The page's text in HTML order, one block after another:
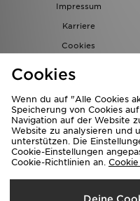
Impressum
Karriere
Cookies
Cookies
Wenn du auf "Alle Cookies
Speicherung von Cookies
Navigation auf der Website
Website zu analysieren und
unterstützen. Die
Cookie-Einstellungen
Cookie-Richtlinien an.